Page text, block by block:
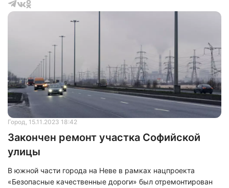
работ по борьбе с незаконной уличной торговлей. Так в
рамках рейдовых и контрольных мероприятий 30
Центрального, Кировского, Невского, Красносельского,
Выборгского, Приморского, Василеостровского,
Красногвардейского и Фрун
Город, 15.11.2023 18:42
Закончен ремонт участка Софийской
улицы
В южной части города на Неве в рамках нацпроекта
«Безопасные качественные дороги» был отремонтирован